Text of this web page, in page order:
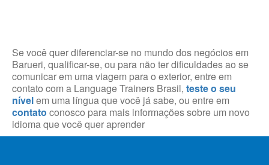
Se você quer diferenciar-se no mundo dos negócios em
Barueri, qualificar-se, ou para não ter dificuldades ao se
comunicar em uma viagem para o exterior, entre em
contato com a Language Trainers Brasil, teste o seu
nívelem uma língua que você já sabe, ou entre em
contato conosco para mais informações sobre um novo
idioma que você quer aprender